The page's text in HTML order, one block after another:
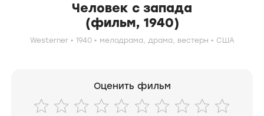
Человек с запада
(фильм, 1940)
Westerner 1940 мелодрама, драма, вестерн США
Оценить фильм